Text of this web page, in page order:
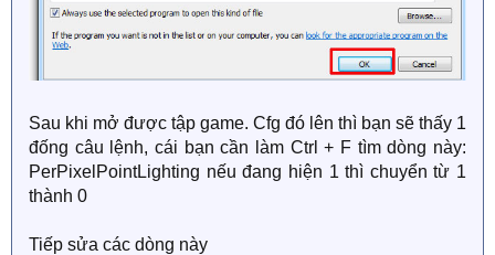
Sau khi mở được tập game. Cfg đó lên thì bạn sẽ thấy 1
đống câu lệnh, cái bạn cần làm Ctrl + F tìm dòng này:
PerPixelPointLighting nếu đang hiện 1 thì chuyển từ 1
thành 0
Tiếp sửa các dòng này